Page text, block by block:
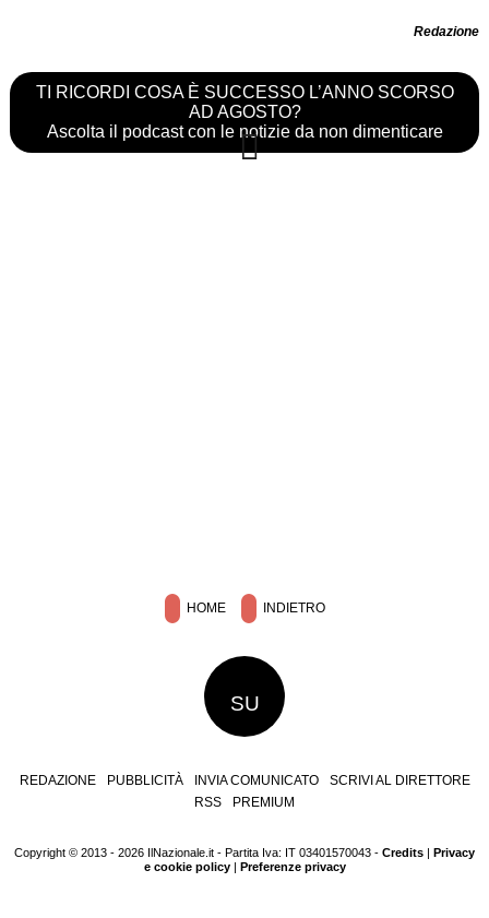
Redazione
TI RICORDI COSA È SUCCESSO L’ANNO SCORSO
AD AGOSTO?
Ascolta il podcast con le notizie da non dimenticare
HOME INDIETRO
SU
REDAZIONE PUBBLICITÀ INVIA COMUNICATO
SCRIVI AL DIRETTORE
RSS
PREMIUM
Copyright © 2013 - 2026 IlNazionale.it - Partita Iva: IT 03401570043 - Credits
Privacy
e cookie policy| Preferenze privacy